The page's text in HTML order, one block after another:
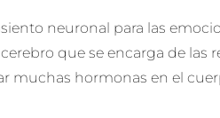
neuronal para las
que se encarga de las
muchas hormonas en el